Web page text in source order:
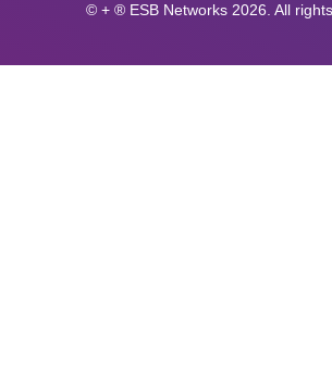
© + ® ESB Networks 2026. All